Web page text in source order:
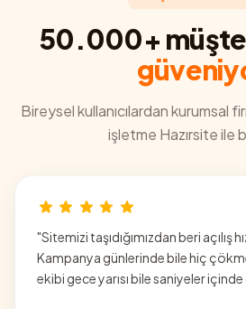
50.000+
Bireysel kullanıcılardan kurumsal
işletme Hazırsite ile
"Sitemizi taşıdığımızdan beri açılış
Kampanya günlerinde bile hiç
ekibi gece yarısı bile saniyeler